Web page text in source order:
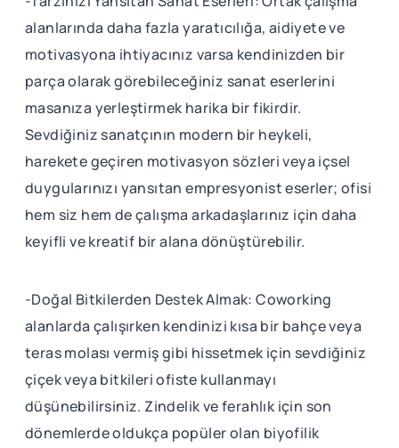
alanlarında daha fazla yaratıcılığa, aidiyete ve
motivasyona ihtiyacınız varsa kendinizden bir
parça olarak görebileceğiniz sanat eserlerini
masanıza yerleştirmek harika bir fikirdir.
Sevdiğiniz sanatçının modern bir heykeli,
harekete geçiren motivasyon sözleri veya içsel
duygularınızı yansıtan empresyonist eserler; ofisi
hem siz hem de çalışma arkadaşlarınız için daha
keyifli ve kreatif bir alana dönüştürebilir.
-Doğal Bitkilerden Destek Almak: Coworking
alanlarda çalışırken kendinizi kısa bir bahçe veya
teras molası vermiş gibi hissetmek için sevdiğiniz
çiçek veya bitkileri ofiste kullanmayı
düşünebilirsiniz. Zindelik ve ferahlık için son
dönemlerde oldukça popüler olan biyofilik